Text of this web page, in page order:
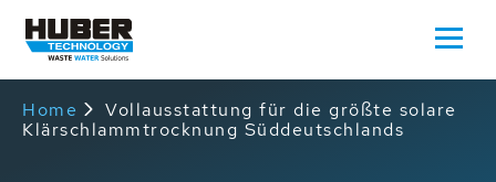
Home
Vollausstattung für die größte solare
Klärschlammtrocknung Süddeutschlands